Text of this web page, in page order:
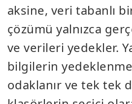
aksine, veri tabanlı
çözümü yalnızca
ve verileri yedekler.
bilgilerin
odaklanır ve tek tek